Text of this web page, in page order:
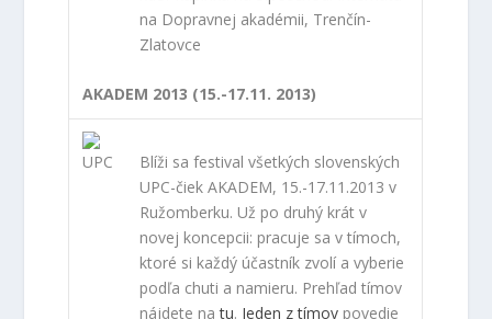
na Dopravnej akadémii, Trenčín-
Zlatovce
AKADEM 2013 (15.-17.11. 2013)
Blíži sa festival všetkých slovenských
UPC-čiek AKADEM, 15.-17.11.2013 v
Ružomberku. Už po druhý krát v
novej koncepcii: pracuje sa v tímoch,
ktoré si každý účastník zvolí a vyberie
podľa chuti a namieru. Prehľad tímov
nájdete natu Jeden z tímov povedie